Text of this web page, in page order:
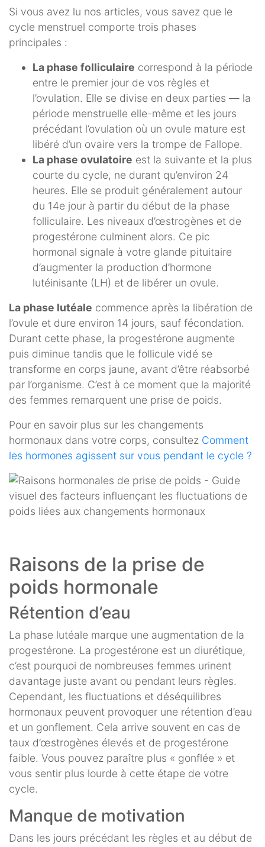
Si vous avez lu nos articles, vous savez que le
cycle menstruel comporte trois phases
principales :
La phase folliculaire correspond à la période
entre le premier jour de vos règles et
l’ovulation. Elle se divise en deux parties — la
période menstruelle elle-même et les jours
précédant l’ovulation où un ovule mature est
libéré d’un ovaire vers la trompe de Fallope.
La phase ovulatoire est la suivante et la plus
courte du cycle, ne durant qu’environ 24
heures. Elle se produit généralement autour
du 14e jour à partir du début de la phase
folliculaire. Les niveaux d’œstrogènes et de
progestérone culminent alors. Ce pic
hormonal signale à votre glande pituitaire
d’augmenter la production d’hormone
lutéinisante (LH) et de libérer un ovule.
La phase lutéale commence après la libération de
l’ovule et dure environ 14 jours, sauf fécondation.
Durant cette phase, la progestérone augmente
puis diminue tandis que le follicule vidé se
transforme en corps jaune, avant d’être réabsorbé
par l’organisme. C’est à ce moment que la majorité
des femmes remarquent une prise de poids.
Pour en savoir plus sur les changements
hormonaux dans votre corps, consultez Comment
les hormones agissent sur vous pendant le cycle ?
Raisons de la prise de
poids hormonale
Rétention d’eau
La phase lutéale marque une augmentation de la
progestérone. La progestérone est un diurétique,
c’est pourquoi de nombreuses femmes urinent
davantage juste avant ou pendant leurs règles.
Cependant, les fluctuations et déséquilibres
hormonaux peuvent provoquer une rétention d’eau
et un gonflement. Cela arrive souvent en cas de
taux d’œstrogènes élevés et de progestérone
faible. Vous pouvez paraître plus « gonflée » et
vous sentir plus lourde à cette étape de votre
cycle.
Manque de motivation
Dans les jours précédant les règles et au début de